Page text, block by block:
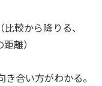
（比較から降りる、
離）
合い方がわかる。